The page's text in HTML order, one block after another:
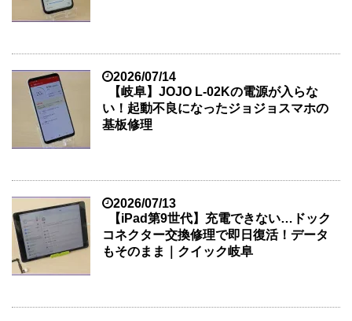
2026/07/14
【岐阜】JOJO L-02Kの電源が入らな
い！起動不良になったジョジョスマホの
基板修理
2026/07/13
【iPad第9世代】充電できない…ドック
コネクター交換修理で即日復活！データ
もそのまま｜クイック岐阜